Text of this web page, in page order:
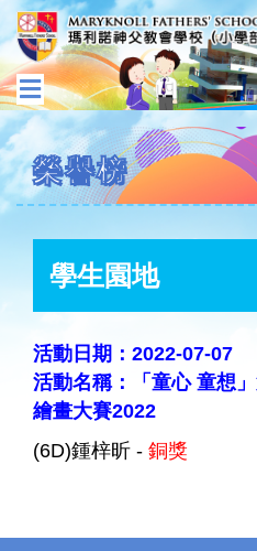
榮譽榜
學生園地
活動日期：2022-07-07
活動名稱：「童心 童想
繪畫大賽2022
(6D)鍾梓昕 - 銅獎